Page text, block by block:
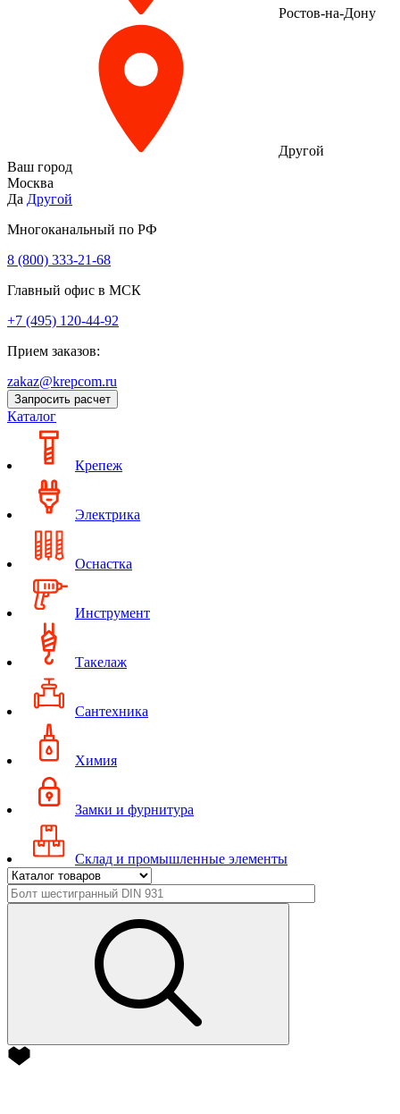
Ростов-на-Дону
Другой
Ваш город
Москва
Да Другой
Многоканальный по РФ
8 (800) 333‑21-68
Главный офис в МСК
+7 (495) 120-44-92
Прием заказов:
zakaz@krepcom.ru
Запросить расчет
Каталог
Крепеж
Электрика
Оснастка
Инструмент
Такелаж
Сантехника
Химия
Замки и фурнитура
Склад и промышленные элементы